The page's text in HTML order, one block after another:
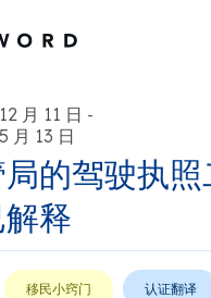
月 11 日 -
月 13 日
的驾驶执照
释
移民小窍门 认证翻译